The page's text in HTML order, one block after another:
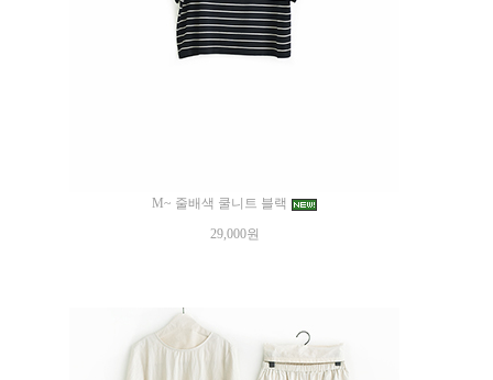
M~ 줄배색 쿨니트 블랙
29,000원